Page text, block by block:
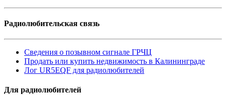
Радиолюбительская связь
Сведения о позывном сигнале ГРЧЦ
Продать или купить недвижимость в Калининграде
Лог UR5EQF для радиолюбителей
Для радиолюбителей